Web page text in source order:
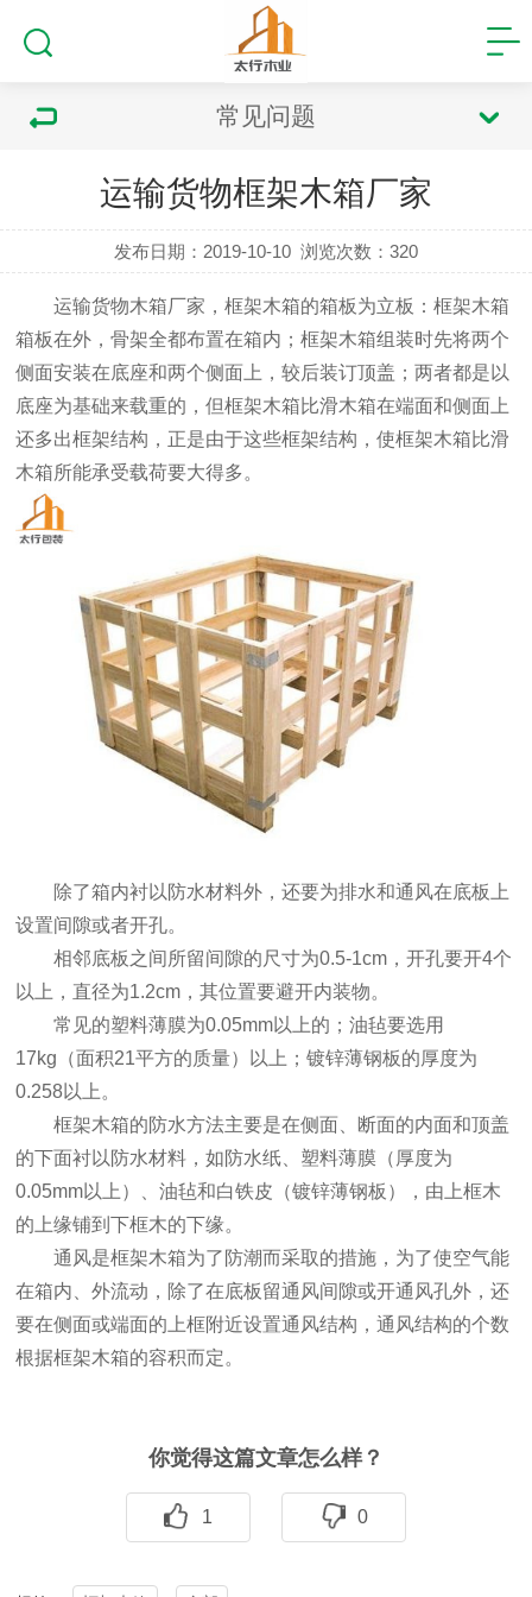
常见问题
运输货物框架木箱厂家
发布日期：2019-10-10 浏览次数：320
运输货物木箱厂家 ，框架木箱的箱板为立板：框架木箱
箱板在外，骨架全都布置在箱内；框架木箱组装时先将两个
侧面安装在底座和两个侧面上，较后装订顶盖；两者都是以
底座为基础来载重的，但框架木箱比滑木箱在端面和侧面上
还多出框架结构，正是由于这些框架结构，使框架木箱比滑
木箱所能承受载荷要大得多。
除了箱内衬以防水材料外，还要为排水和通风在底板上
设置间隙或者开孔。
相邻底板之间所留间隙的尺寸为0.5-1cm，开孔要开4个
以上，直径为1.2cm，其位置要避开内装物。
常见的塑料薄膜为0.05mm以上的；油毡要选用
17kg（面积21平方的质量）以上；镀锌薄钢板的厚度为
0.258以上。
框架木箱的防水方法主要是在侧面、断面的内面和顶盖
的下面衬以防水材料，如防水纸、塑料薄膜（厚度为
0.05mm以上）、油毡和白铁皮（镀锌薄钢板），由上框木
的上缘铺到下框木的下缘。
通风是框架木箱为了防潮而采取的措施，为了使空气能
在箱内、外流动，除了在底板留通风间隙或开通风孔外，还
要在侧面或端面的上框附近设置通风结构，通风结构的个数
根据框架木箱的容积而定。
你觉得这篇文章怎么样？
1 0